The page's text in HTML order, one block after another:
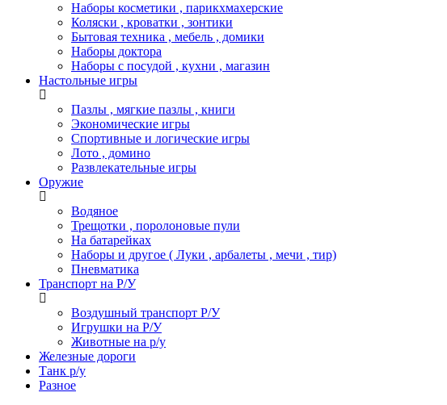
Наборы косметики , парикхмахерские
Коляски , кроватки , зонтики
Бытовая техника , мебель , домики
Наборы доктора
Наборы с посудой , кухни , магазин
Настольные игры
Пазлы , мягкие пазлы , книги
Экономические игры
Спортивные и логические игры
Лото , домино
Развлекательные игры
Оружие
Водяное
Трещотки , поролоновые пули
На батарейках
Наборы и другое ( Луки , арбалеты , мечи , тир)
Пневматика
Транспорт на Р/У
Воздушный транспорт Р/У
Игрушки на Р/У
Животные на р/у
Железные дороги
Танк р/у
Разное